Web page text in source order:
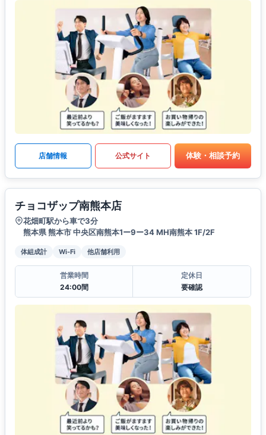
店舗情報 公式サイト 体験・相談予約
チョコザップ南熊本店
花畑町駅から車で3分
熊本県 熊本市 中央区南熊本1ー9ー34 MH南熊本 1F/2F
体組成計 Wi-Fi 他店舗利用
営業時間
24:00間
定休日
要確認